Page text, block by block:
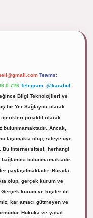
Teams:
0 726 Telegram: @karabul
Bilgi Teknolojileri ve
bir Yer Sağlayıcı olarak
içerikleri proaktif olarak
bulunmamaktadır. Ancak,
taşımakta olup, siteye üye
Bu internet sitesi, herhangi
bulunmamaktadır.
paylaşılmaktadır. Burada
olup, gerçek kurum ve
Gerçek kurum ve kişiler ile
kar amacı gütmeyen ve
Hukuka ve yasal